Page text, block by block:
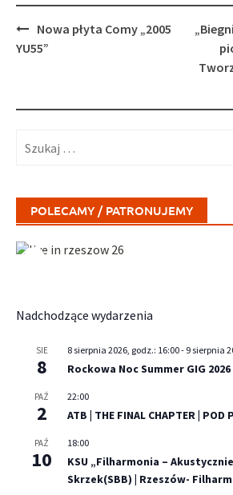
Post
navigation
Nowa płyta Comy „2005
YU55”
POLECAMY / PATRONUJEMY
Nadchodzące wydarzenia
SIE
8
8 sierpnia 2026, godz.: 16:00- 9 sierpnia
Rockowa Noc Summer GIG 2026
PAŹ
2
22:00
ATB | THE FINAL CHAPTER | POD
PAŹ
10
18:00
KSU „Filharmonia –
Skrzek(SBB) | Rzeszów-